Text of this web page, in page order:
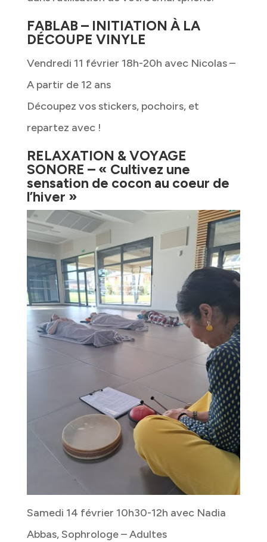
FABLAB – INITIATION À LA
DÉCOUPE VINYLE
Vendredi 11 février 18h-20h avec Nicolas –
A partir de 12 ans
Découpez vos stickers, pochoirs, et
repartez avec !
RELAXATION & VOYAGE
SONORE – « Cultivez une
sensation de cocon au coeur de
l’hiver »
Samedi 14 février 10h30-12h avec Nadia
Abbas, Sophrologe – Adultes